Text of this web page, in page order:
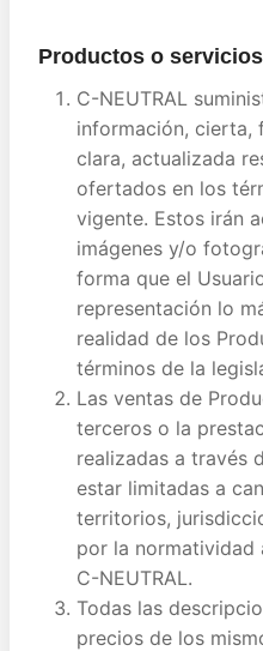
Productos o servicios
C-NEUTRAL
información, cierta,
clara, actualizada
ofertados en los
vigente. Estos irán
imágenes y/o
forma que el
representación lo
realidad de los
términos de la
Las ventas de
terceros o la
realizadas a través
estar limitadas a
territorios,
por la normatividad
C-NEUTRAL.
Todas las
precios de los